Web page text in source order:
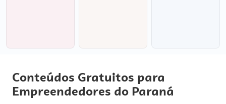
Conteúdos Gratuitos para
Empreendedores do Paraná